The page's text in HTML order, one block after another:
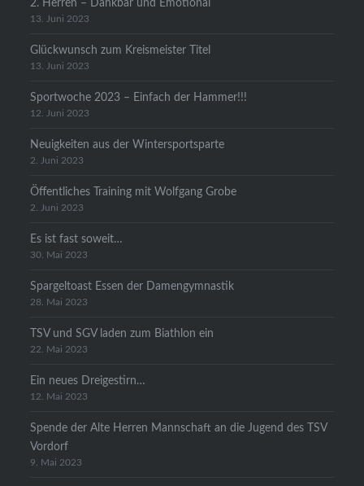
2. Herren – Dankbar und Emotional
13. Juni 2023
Glückwunsch zum Kreismeister Titel
13. Juni 2023
Sportwoche 2023 – Einfach der Hammer!!!
12. Juni 2023
Neuigkeiten aus der Wintersportsparte
2. Juni 2023
Öffentliches Training mit Wolfgang Grobe
2. Juni 2023
Es ist fast soweit…
30. Mai 2023
Spargeltoast Essen der Damengymnastik
28. Mai 2023
TSV und SGV laden zum Biathlon ein
22. Mai 2023
Ein neues Dreigestirn…
12. Mai 2023
Spende der Alte Herren Mannschaft an die Jugend des TSV
Vordorf
9. Mai 2023